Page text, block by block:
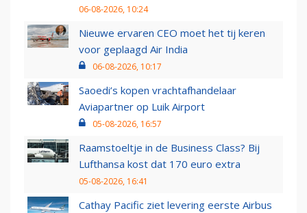
06-08-2026, 10:24
Nieuwe ervaren CEO moet het tij keren
voor geplaagd Air India
06-08-2026, 10:17
Saoedi’s kopen vrachtafhandelaar
Aviapartner op Luik Airport
05-08-2026, 16:57
Raamstoeltje in de Business Class? Bij
Lufthansa kost dat 170 euro extra
05-08-2026, 16:41
Cathay Pacific ziet levering eerste Airbus